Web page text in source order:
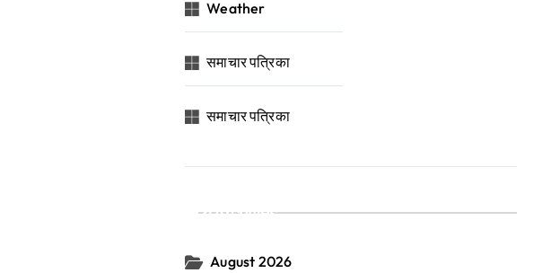
Weather
समाचार पत्रिका
समाचार पत्रिका
Archives
August 2026